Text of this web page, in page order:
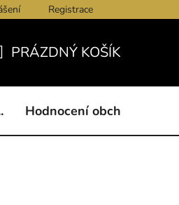
Obchodní podmínky
Registrace
KOŠÍK
PRÁZDNÝ KOŠÍK
Hodnocení obchodu